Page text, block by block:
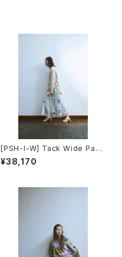
[PSH-I-W] Tack Wide Pant
s
¥38,170